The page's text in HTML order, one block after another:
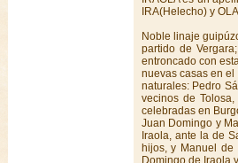
IRA(Helecho) y
Noble linaje
partido de
entroncado con
nuevas casas en
naturales: Pedro
vecinos de
celebradas en
Juan Domingo y
Iraola, ante la de
hijos, y Manuel
Domingo de Iraola